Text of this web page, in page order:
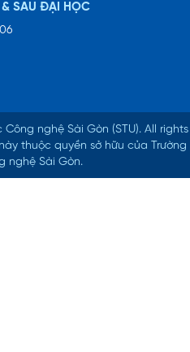
& SAU ĐẠI HỌC
nghệ Sài Gòn (STU). All rights
thuộc quyền sở hữu của Trường
nghệ Sài Gòn.